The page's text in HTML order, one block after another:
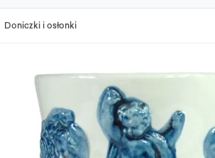
Doniczki i osłonki